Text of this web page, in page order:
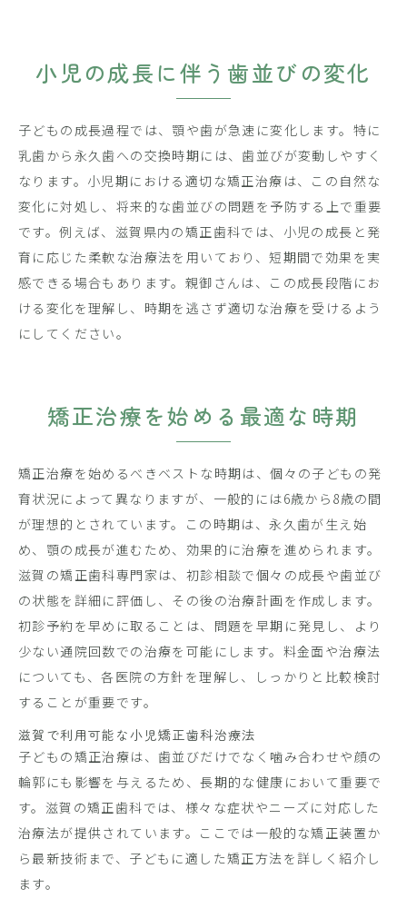
小児の成長に伴う歯並びの変化
子どもの成長過程では、顎や歯が急速に変化します。特に
乳歯から永久歯への交換時期には、歯並びが変動しやすく
なります。小児期における適切な矯正治療は、この自然な
変化に対処し、将来的な歯並びの問題を予防する上で重要
です。例えば、滋賀県内の矯正歯科では、小児の成長と発
育に応じた柔軟な治療法を用いており、短期間で効果を実
感できる場合もあります。親御さんは、この成長段階にお
ける変化を理解し、時期を逃さず適切な治療を受けるよう
にしてください。
矯正治療を始める最適な時期
矯正治療を始めるべきベストな時期は、個々の子どもの発
育状況によって異なりますが、一般的には6歳から8歳の間
が理想的とされています。この時期は、永久歯が生え始
め、顎の成長が進むため、効果的に治療を進められます。
滋賀の矯正歯科専門家は、初診相談で個々の成長や歯並び
の状態を詳細に評価し、その後の治療計画を作成します。
初診予約を早めに取ることは、問題を早期に発見し、より
少ない通院回数での治療を可能にします。料金面や治療法
についても、各医院の方針を理解し、しっかりと比較検討
することが重要です。
滋賀で利用可能な小児矯正歯科治療法
子どもの矯正治療は、歯並びだけでなく噛み合わせや顔の
輪郭にも影響を与えるため、長期的な健康において重要で
す。滋賀の矯正歯科では、様々な症状やニーズに対応した
治療法が提供されています。ここでは一般的な矯正装置か
ら最新技術まで、子どもに適した矯正方法を詳しく紹介し
ます。